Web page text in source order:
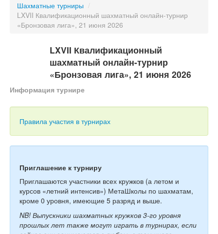
Олимпиады
Конкурсы
Вебинары
Тесты
Игры
Шахматные турниры /
LXVII Квалификационный шахматный онлайн-турнир
«Бронзовая лига», 21 июня 2026
LXVII Квалификационный
шахматный онлайн-турнир
«Бронзовая лига», 21 июня 2026
Информация турнире
Правила участия в турнирах
Приглашение к турниру
Приглашаются участники всех кружков (а летом и
курсов «летний интенсив») МетаШколы по шахматам,
кроме 0 уровня, имеющие 5 разряд и выше.
NB! Выпускники шахматных кружков 3-го уровня
прошлых лет также могут играть в турнирах, если